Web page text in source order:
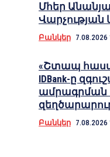
Մհեր
Վարչության
Բանկեր 7.08.2026
«Շտապ
IDBank-ը
Բանկեր 7.08.2026